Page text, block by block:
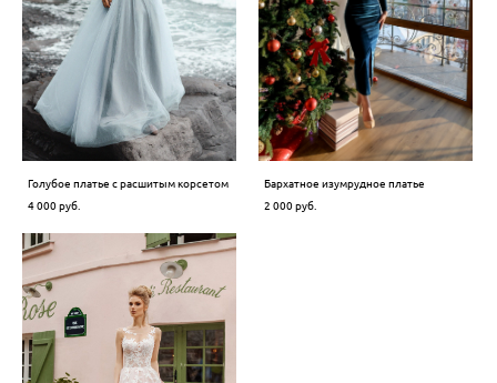
Голубое платье с расшитым корсетом
4 000 pуб.
Бархатное изумрудное платье
2 000 pуб.